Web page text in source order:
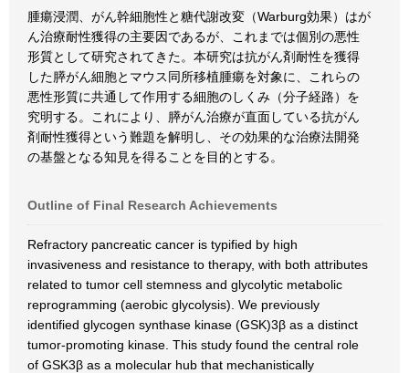
腫瘍浸潤、がん幹細胞性と糖代謝改変（Warburg効果）はが
ん治療耐性獲得の主要因であるが、これまでは個別の悪性
形質として研究されてきた。本研究は抗がん剤耐性を獲得
した膵がん細胞とマウス同所移植腫瘍を対象に、これらの
悪性形質に共通して作用する細胞のしくみ（分子経路）を
究明する。これにより、膵がん治療が直面している抗がん
剤耐性獲得という難題を解明し、その効果的な治療法開発
の基盤となる知見を得ることを目的とする。
Outline of Final Research Achievements
Refractory pancreatic cancer is typified by high
invasiveness and resistance to therapy, with both attributes
related to tumor cell stemness and glycolytic metabolic
reprogramming (aerobic glycolysis). We previously
identified glycogen synthase kinase (GSK)3β as a distinct
tumor-promoting kinase. This study found the central role
of GSK3β as a molecular hub that mechanistically